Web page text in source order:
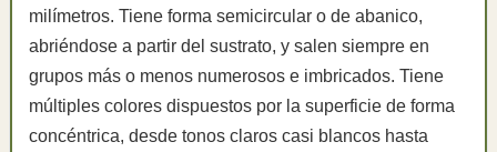
milímetros. Tiene forma semicircular o de abanico,
abriéndose a partir del sustrato, y salen siempre en
grupos más o menos numerosos e imbricados. Tiene
múltiples colores dispuestos por la superficie de forma
concéntrica, desde tonos claros casi blancos hasta